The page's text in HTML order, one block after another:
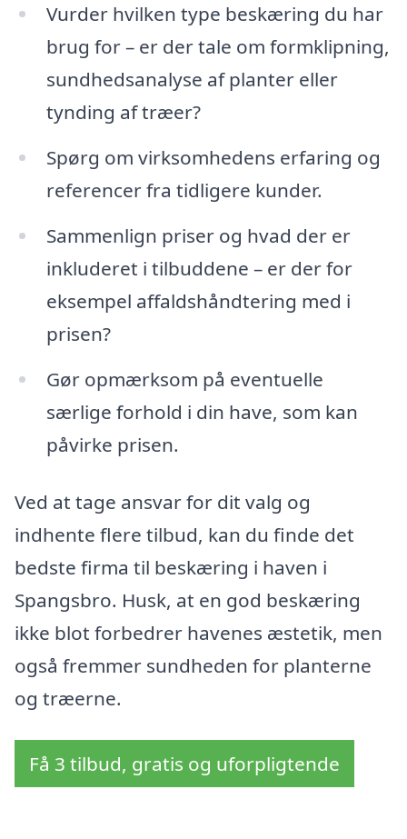
Vurder hvilken type beskæring du har
brug for – er der tale om formklipning,
sundhedsanalyse af planter eller
tynding af træer?
Spørg om virksomhedens erfaring og
referencer fra tidligere kunder.
Sammenlign priser og hvad der er
inkluderet i tilbuddene – er der for
eksempel affaldshåndtering med i
prisen?
Gør opmærksom på eventuelle
særlige forhold i din have, som kan
påvirke prisen.
Ved at tage ansvar for dit valg og
indhente flere tilbud, kan du finde det
bedste firma til beskæring i haven i
Spangsbro. Husk, at en god beskæring
ikke blot forbedrer havenes æstetik, men
også fremmer sundheden for planterne
og træerne.
Få 3 tilbud, gratis og uforpligtende